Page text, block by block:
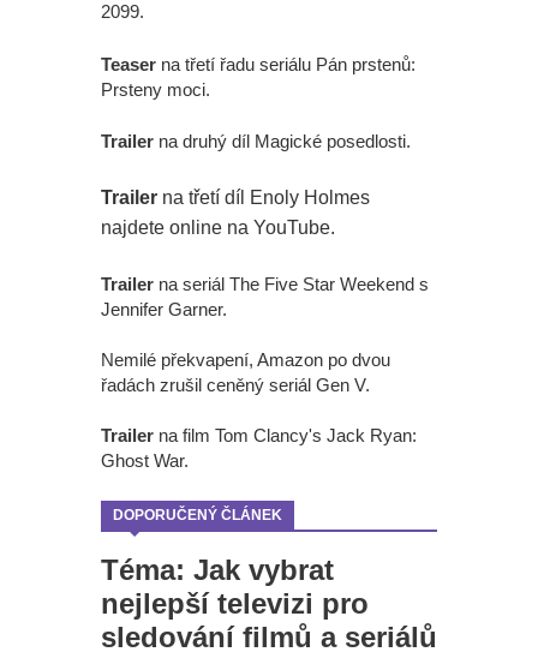
2099.
Teaser na třetí řadu seriálu Pán prstenů:
Prsteny moci.
Trailer na druhý díl Magické posedlosti.
Trailer na třetí díl Enoly Holmes
najdete online na YouTube.
Trailer na seriál The Five Star Weekend s
Jennifer Garner.
Nemilé překvapení, Amazon po dvou
řadách zrušil ceněný seriál Gen V.
Trailer na film Tom Clancy's Jack Ryan:
Ghost War.
DOPORUČENÝ ČLÁNEK
Téma: Jak vybrat
nejlepší televizi pro
sledování filmů a seriálů